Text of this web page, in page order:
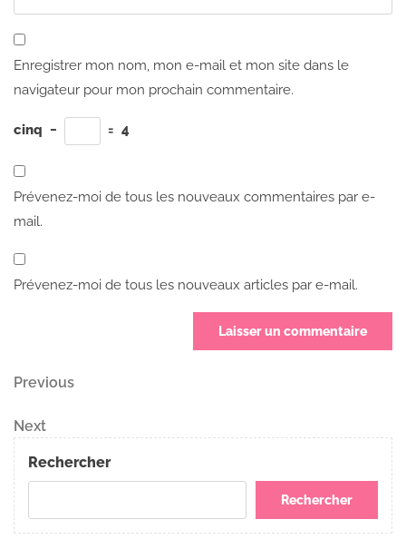
Enregistrer mon nom, mon e-mail et mon site dans le
navigateur pour mon prochain commentaire.
cinq − = 4
Prévenez-moi de tous les nouveaux commentaires par e-
mail.
Prévenez-moi de tous les nouveaux articles par e-mail.
Navigation
de
l’article
Previous
Previous
Next
Post
Next
Rechercher
Rechercher